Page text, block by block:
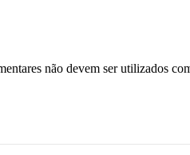
não devem ser utilizados